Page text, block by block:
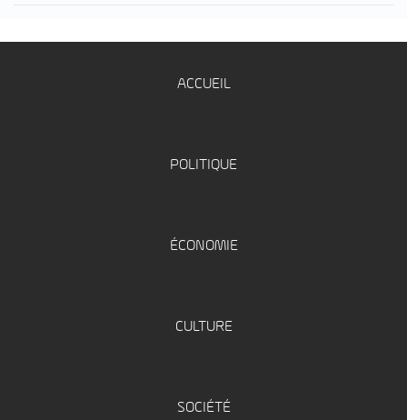
ACCUEIL
POLITIQUE
ÉCONOMIE
CULTURE
SOCIÉTÉ